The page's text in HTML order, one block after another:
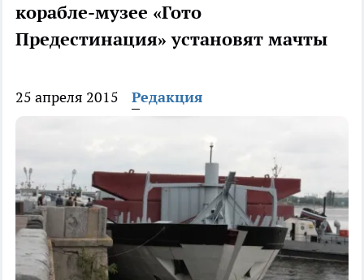
корабле-музее «Гото
Предестинация» установят мачты
25 апреля 2015 Редакция